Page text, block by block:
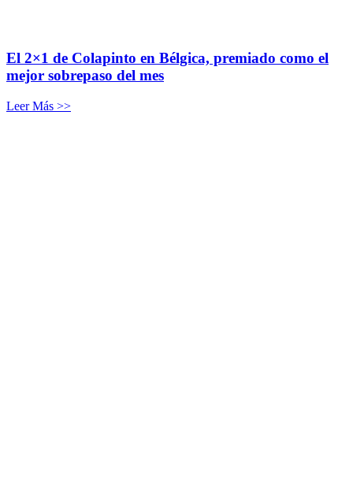
El 2×1 de Colapinto en Bélgica, premiado como el
mejor sobrepaso del mes
Leer Más >>